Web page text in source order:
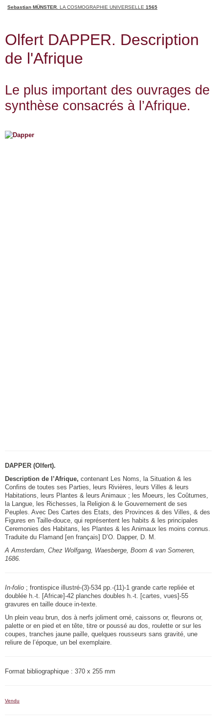
Sebastian MÜNSTER . LA COSMOGRAPHIE UNIVERSELLE 1565
Olfert DAPPER. Description
de l'Afrique
Le plus important des ouvrages de
synthèse consacrés à l’Afrique.
DAPPER (Olfert).
Description de l’Afrique, contenant Les Noms, la Situation & les
Confins de toutes ses Parties, leurs Rivières, leurs Villes & leurs
Habitations, leurs Plantes & leurs Animaux ; les Moeurs, les Coûtumes,
la Langue, les Richesses, la Religion & le Gouvernement de ses
Peuples. Avec Des Cartes des Etats, des Provinces & des Villes, & des
Figures en Taille-douce, qui représentent les habits & les principales
Ceremonies des Habitans, les Plantes & les Animaux les moins connus.
Traduite du Flamand [en français] D’O. Dapper, D. M.
A Amsterdam, Chez Wolfgang, Waesberge, Boom & van Someren,
1686.
In-folio ; frontispice illustré-(3)-534 pp.-(11)-1 grande carte repliée et
doublée h.-t. [Africæ]-42 planches doubles h.-t. [cartes, vues]-55
gravures en taille douce in-texte.
Un plein veau brun, dos à nerfs joliment orné, caissons or, fleurons or,
palette or en pied et en tête, titre or poussé au dos, roulette or sur les
coupes, tranches jaune paille, quelques rousseurs sans gravité, une
reliure de l’époque, un bel exemplaire.
Format bibliographique : 370 x 255 mm
Vendu